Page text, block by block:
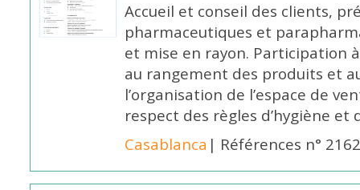
Accueil et conseil des clients,
pharmaceutiques et
et mise en rayon. Participation
au rangement des produits et
l’organisation de l’espace de
respect des règles d’hygiène et
Casablanca | Références n°